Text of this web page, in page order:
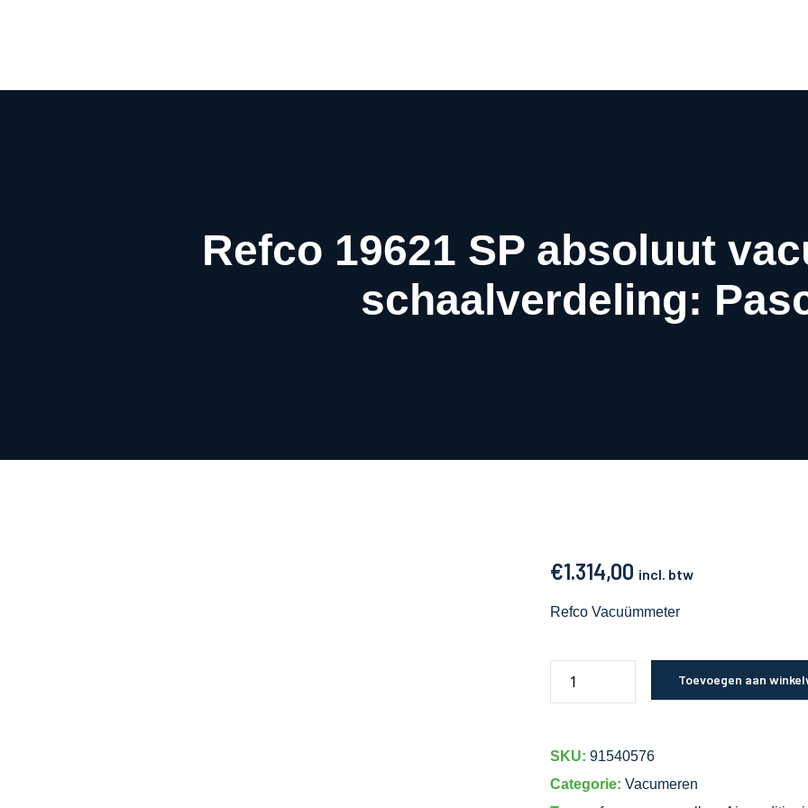
Airco webshop
Refco 19621 SP absoluut
schaalverdeling:
€1.314,00 incl. btw
Refco Vacuümmeter
Toevoegen aan
SKU: 91540576
Categorie: Vacumeren